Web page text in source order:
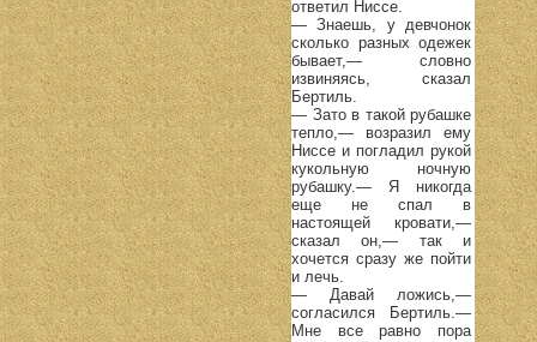
ответил Ниссе.
— Знаешь, у девчонок
сколько разных одежек
бывает,— словно
извиняясь, сказал
Бертиль.
— Зато в такой рубашке
тепло,— возразил ему
Ниссе и погладил рукой
кукольную ночную
рубашку.— Я никогда
еще не спал в
настоящей кровати,—
сказал он,— так и
хочется сразу же пойти
и лечь.
— Давай ложись,—
согласился Бертиль.—
Мне все равно пора